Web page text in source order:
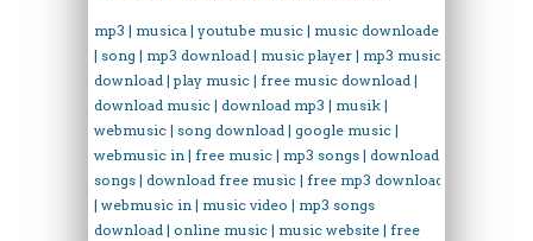
mp3 | musica | youtube music | music downloader
| song | mp3 download | music player | mp3 music
download | play music | free music download |
download music | download mp3 | musik |
webmusic | song download | google music |
webmusic in | free music | mp3 songs | download
songs | download free music | free mp3 download
| webmusic in | music video | mp3 songs
download | online music | music website | free